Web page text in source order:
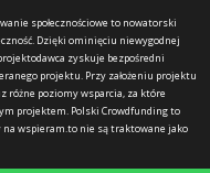
społecznościowe to nowatorski
Dzięki ominięciu niewygodnej
zyskuje bezpośredni
projektu. Przy założeniu projektu
różne poziomy wsparcia, za które
projektem. Polski Crowdfunding to
na wspieram.to nie są traktowane jako